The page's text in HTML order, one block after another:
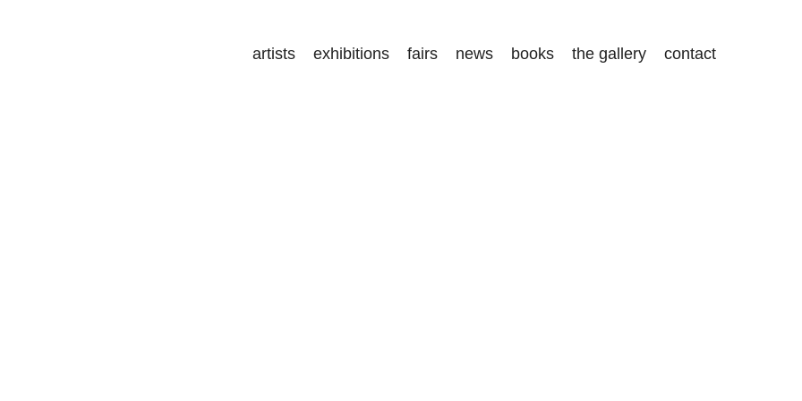
artists exhibitions fairs news books the gallery contact